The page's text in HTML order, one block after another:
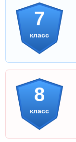
7
класс
8
класс